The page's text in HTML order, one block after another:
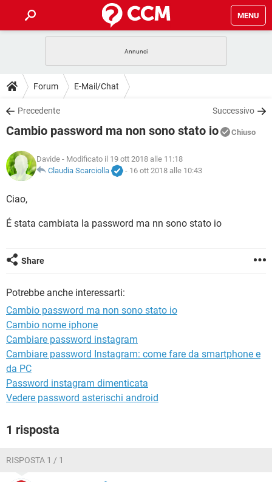
MENU
INTRATTENIMENTO
iOS
INSTAGRAM WHATSAPP
TIKTOK
HARDWARE
GUIDE
COVID-19
INSTAGRAM WHATSAPP
TIKTOK
HARDWARE
DOWNLOAD
COVID-19 GAMING
INTRATTENIMENTO
iOS WINDOWS 10
INSTAGRAM
COVID-19 GAMING
INTRATTENIMENTO
iOS
INSTAGRAM WHATSAPP
HARDWARE
GLOSSARIO
COVID-19
INSTAGRAM
HARDWARE
Forum E-Mail/Chat
Precedente Successivo
Cambio password ma non sono stato io Chiuso
Davide - Modificato il 19 ott 2018 alle 11:18
Claudia Scarciolla
- 16 ott 2018 alle 10:43
Ciao,
É stata cambiata la password ma nn sono stato io
Share
Potrebbe anche interessarti:
Cambio password ma non sono stato io
Cambio nome iphone
Cambiare password instagram
Cambiare password Instagram: come fare da smartphone e
da PC
Password instagram dimenticata
Vedere password asterischi android
1 risposta
RISPOSTA 1 / 1